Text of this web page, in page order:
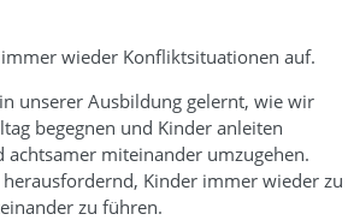
wieder Konfliktsituationen auf.
unserer Ausbildung gelernt, wie wir
begegnen und Kinder anleiten
miteinander umzugehen.
Kinder immer wieder zu
zu führen.